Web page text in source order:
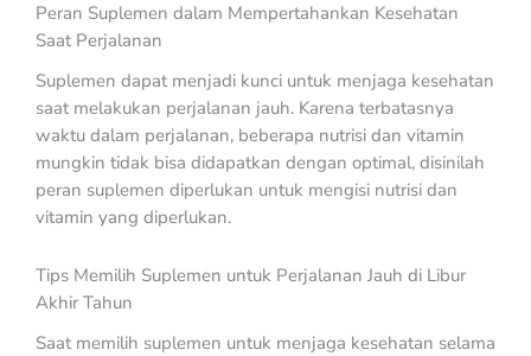
Peran Suplemen dalam Mempertahankan Kesehatan
Saat Perjalanan
Suplemen dapat menjadi kunci untuk menjaga kesehatan
saat melakukan perjalanan jauh. Karena terbatasnya
waktu dalam perjalanan, beberapa nutrisi dan vitamin
mungkin tidak bisa didapatkan dengan optimal, disinilah
peran suplemen diperlukan untuk mengisi nutrisi dan
vitamin yang diperlukan.
Tips Memilih Suplemen untuk Perjalanan Jauh di Libur
Akhir Tahun
Saat memilih suplemen untuk menjaga kesehatan selama